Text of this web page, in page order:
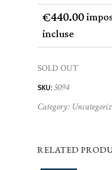
€440.00
incluse
SOLD OUT
SKU: 5094
Category:
RELATED